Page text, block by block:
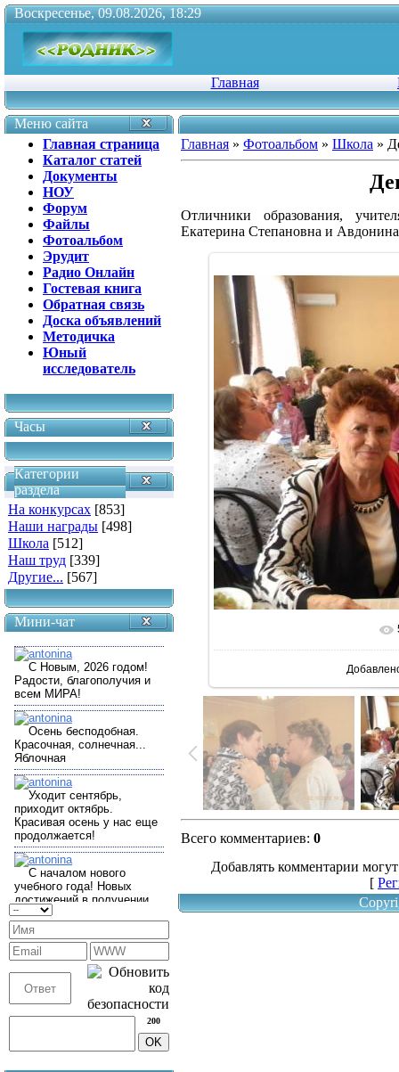
Воскресенье, 09.08.2026, 18:29
Главная
Меню сайта
Главная страница
Каталог статей
Документы
НОУ
Форум
Файлы
Фотоальбом
Эрудит
Радио Онлайн
Гостевая книга
Обратная связь
Доска объявлений
Методичка
Юный
исследователь
Часы
Категории
раздела
На конкурсах [853]
Наши награды [498]
Школа [512]
Наш труд [339]
Другие... [567]
Мини-чат
200
Главная » Фотоальбом » Школа »
Отличники образования,
Екатерина Степановна и
В
Всего комментариев: 0
Добавлять комментарии
[